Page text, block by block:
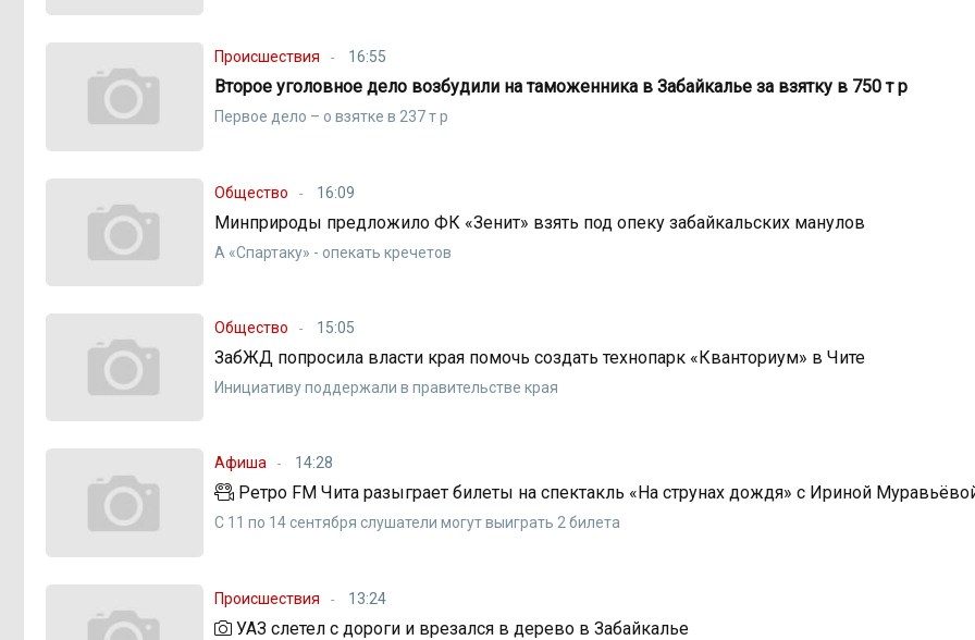
Происшествия 16:55
Второе уголовное дело возбудили на таможенника в Забайкалье за взятку в 750 т р
Первое дело – о взятке в 237 т р
Общество 16:09
Минприроды предложило ФК «Зенит» взять под опеку забайкальских манулов
А «Спартаку» - опекать кречетов
Общество 15:05
ЗабЖД попросила власти края помочь создать технопарк «Кванториум» в Чите
Инициативу поддержали в правительстве края
Афиша 14:28
Ретро FM Чита разыграет билеты на спектакль «На струнах дождя» с Ириной
С 11 по 14 сентября слушатели могут выиграть 2 билета
Происшествия 13:24
УАЗ слетел с дороги и врезался в дерево в Забайкалье